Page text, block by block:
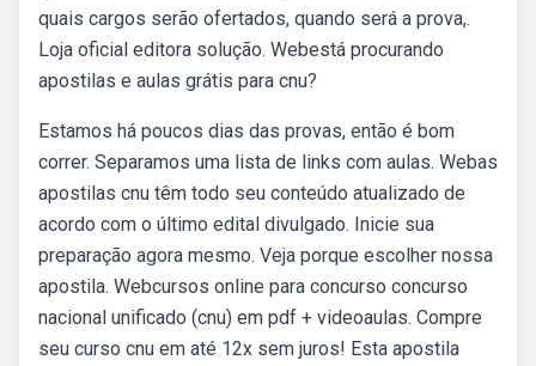
quais cargos serão ofertados, quando será a prova,.
Loja oficial editora solução. Webestá procurando
apostilas e aulas grátis para cnu?
Estamos há poucos dias das provas, então é bom
correr. Separamos uma lista de links com aulas. Webas
apostilas cnu têm todo seu conteúdo atualizado de
acordo com o último edital divulgado. Inicie sua
preparação agora mesmo. Veja porque escolher nossa
apostila. Webcursos online para concurso concurso
nacional unificado (cnu) em pdf + videoaulas. Compre
seu curso cnu em até 12x sem juros! Esta apostila